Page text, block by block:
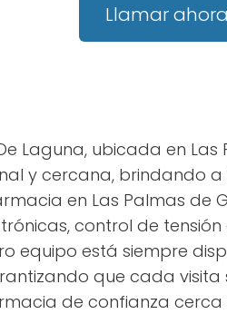
Llamar ahora
Laguna, ubicada en
y cercana, brindando
en Las Palmas de
control de
equipo está siempre
que cada
de confianza